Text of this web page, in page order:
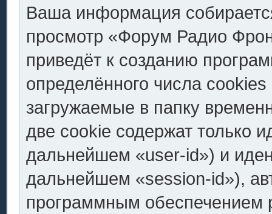
Ваша информация
просмотр «Форум Радио
приведёт к созданию
определённого числа
загружаемые в папку
две cookie содержат только
дальнейшем «user-id») и
дальнейшем «session-id»),
программным обеспечением